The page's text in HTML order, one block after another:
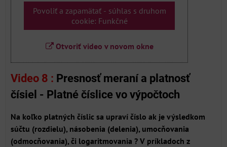
Povoliť a zapamätať - súhlas s druhom
cookie: Funkčné
Otvoriť video v novom okne
Video 8 : Presnosť meraní a platnosť
čísiel - Platné číslice vo výpočtoch
Na koľko platných číslic sa upraví číslo ak je výsledkom
súčtu (rozdielu), násobenia (delenia), umocňovania
(odmocňovania), či logaritmovania ? V príkladoch z